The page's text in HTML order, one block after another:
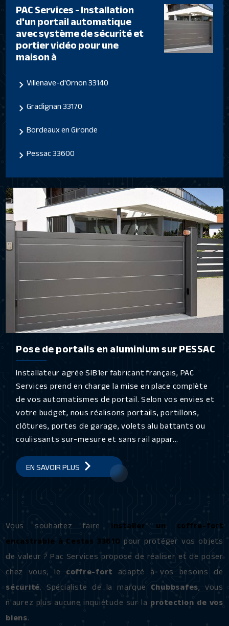
PAC Services - Installation
d'un portail automatique
avec système de sécurité et
portier vidéo pour une
maison à
Villenave-d'Ornon 33140
Gradignan 33170
Bordeaux en Gironde
Pessac 33600
Pose de portails en aluminium sur PESSAC
Installateur agrée SIB1er fabricant français, PAC
Services prend en charge la mise en place complète
de vos automatismes de portail. Selon vos envies et
votre budget, nous réalisons portails, portillons,
clôtures, portes de garage, volets alu battants ou
coulissants sur-mesure et sans rail appar...
EN SAVOIR PLUS
Vous souhaitez faire installer un coffre-fort
encastrable à Cestas 33610 pour protéger vos objets
de valeur ? Pac Services propose de réaliser et de poser
chez vous, le coffre-fort adapté à vos besoins de
sécurité. Spécialiste de la marque Chubbsafes, vous
n'aurez plus aucune inquiétude sur la protection de vos
biens.